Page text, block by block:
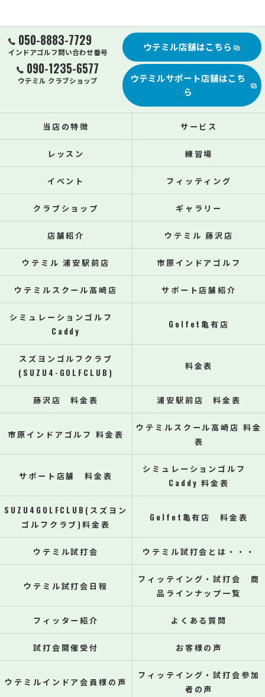
050-8883-7729
インドアゴルフ問い合わせ番号
090-1235-6577
ウテミル クラブショップ
ウテミル店舗はこちら
ウテミルサポート店舗はこち
ら
当店の特徴 サービス
レッスン 練習場
イベント フィッティング
クラブショップ ギャラリー
店舗紹介 ウテミル 藤沢店
ウテミル 浦安駅前店 市原インドアゴルフ
ウテミルスクール高崎店 サポート店舗紹介
シミュレーションゴルフ
Caddy
Golfet亀有店
スズヨンゴルフクラブ
(SUZU4-GOLFCLUB)
料金表
藤沢店 料金表 浦安駅前店 料金表
市原インドアゴルフ 料金表
ウテミルスクール高崎店 料金
表
サポート店舗 料金表
シミュレーションゴルフ
Caddy 料金表
SUZU4GOLFCLUB(スズヨン
ゴルフクラブ)料金表
Golfet亀有店 料金表
ウテミル試打会 ウテミル試打会とは・・・
ウテミル試打会日程
フィッテイング・試打会 商
品ラインナップ一覧
フィッター紹介 よくある質問
試打会開催受付 お客様の声
ウテミルインドア会員様の声
フィッテイング・試打会参加
者の声